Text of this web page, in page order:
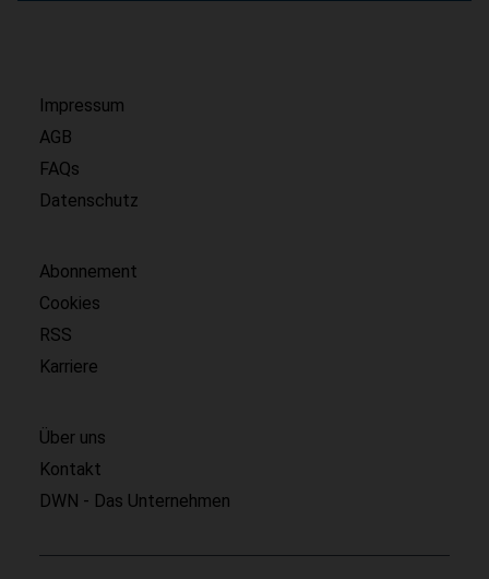
Impressum
AGB
FAQs
Datenschutz
Abonnement
Cookies
RSS
Karriere
Über uns
Kontakt
DWN - Das Unternehmen